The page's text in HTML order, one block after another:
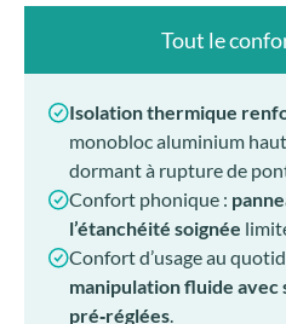
Tout le
Isolation thermique
monobloc aluminium
dormant à rupture de
Confort phonique :
l’étanchéité soignée
Confort d’usage au
manipulation fluide avec
pré‑réglées.